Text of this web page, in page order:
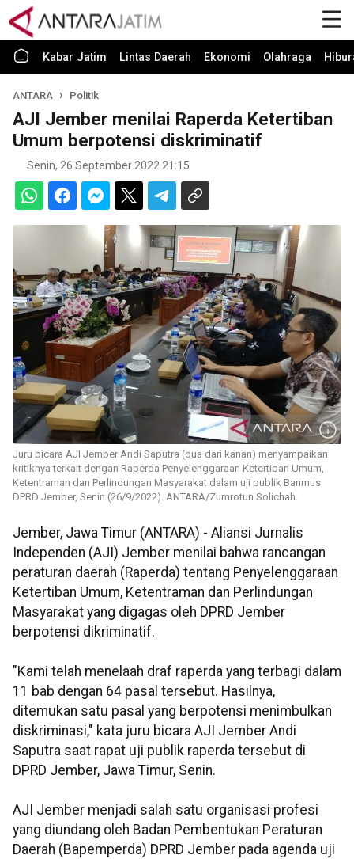
Kabar Jatim Lintas Daerah Ekonomi Olahraga
ANTARA Politik
AJI Jember menilai Raperda Ketertiban
Umum berpotensi diskriminatif
Senin, 26 September 2022 21:15
Juru bicara AJI Jember Andi Saputra (dua dari kanan) menyampaikan
kritiknya terkait dengan Raperda Penyelenggaraan Ketertiban Umum,
Ketentraman dan Perlindungan Masyarakat dalam uji publik Banmus
DPRD Jember, Senin (26/9/2022). ANTARA/Zumrotun Solichah.
Jember, Jawa Timur (ANTARA) - Aliansi Jurnalis
Independen (AJI) Jember menilai bahwa rancangan
peraturan daerah (Raperda) tentang Penyelenggaraan
Ketertiban Umum, Ketentraman dan Perlindungan
Masyarakat yang digagas oleh DPRD Jember
berpotensi dikriminatif.
"Kami telah menelaah draf raperda yang terbagi dalam
11 bab dengan 64 pasal tersebut. Hasilnya,
ditemukan satu pasal yang berpotensi menimbulkan
diskriminasi," kata juru bicara AJI Jember Andi
Saputra saat rapat uji publik raperda tersebut di
DPRD Jember, Jawa Timur, Senin.
AJI Jember menjadi salah satu organisasi profesi
yang diundang oleh Badan Pembentukan Peraturan
Daerah (Bapemperda) DPRD Jember pada agenda uji